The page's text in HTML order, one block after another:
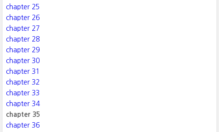
chapter 25
chapter 26
chapter 27
chapter 28
chapter 29
chapter 30
chapter 31
chapter 32
chapter 33
chapter 34
chapter 35
chapter 36